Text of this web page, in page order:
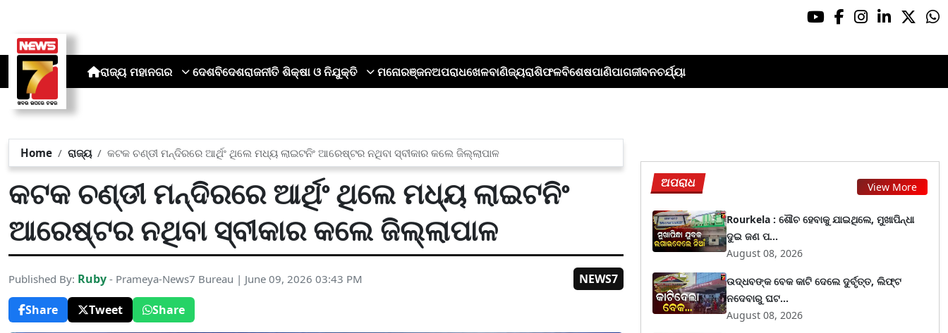
ରାଜ୍ୟ ମହାନଗର ଦେଶବିଦେଶରାଜନୀତି ଶିକ୍ଷା ଓ ନିଯୁକ୍ତି ମନୋରଞ୍ଜନଅପରାଧଖେଳବାଣିଜ୍ୟରାଶିଫଳବିଶେଷପାଣିପାଗଜୀବନଚର୍ଯ୍ୟା
Home ରାଜ୍ୟ କଟକ ଚଣ୍ଡୀ ମନ୍ଦିରରେ ଆର୍ଥିଂ ଥିଲେ ମଧ୍ୟ ଲାଇଟନିଂ ଆରେଷ୍ଟର ନଥିବା ସ୍ବୀକାର କଲେ ଜିଲ୍ଲାପାଳ
କଟକ ଚଣ୍ଡୀ ମନ୍ଦିରରେ ଆର୍ଥିଂ ଥିଲେ ମଧ୍ୟ ଲାଇଟନିଂ
ଆରେଷ୍ଟର ନଥିବା ସ୍ବୀକାର କଲେ ଜିଲ୍ଲାପାଳ
Published By: Ruby - Prameya-News7 Bureau | June 09, 2026 03:43 PM
NEWS7
Share
Tweet Share
ଅପରାଧ View More
Rourkela : ଶୌଚ ହେବାକୁ ଯାଇଥିଲେ, ମୁଖାପିନ୍ଧା
ଦୁଇ ଜଣ ପ...
August 08, 2026
ଉଦ୍ଧବଙ୍କ ବେକ କାଟି ଦେଲେ ଦୁର୍ବୃତ୍ତ, ଲିଫ୍ଟ
ନଦେବାରୁ ଘଟ...
August 08, 2026